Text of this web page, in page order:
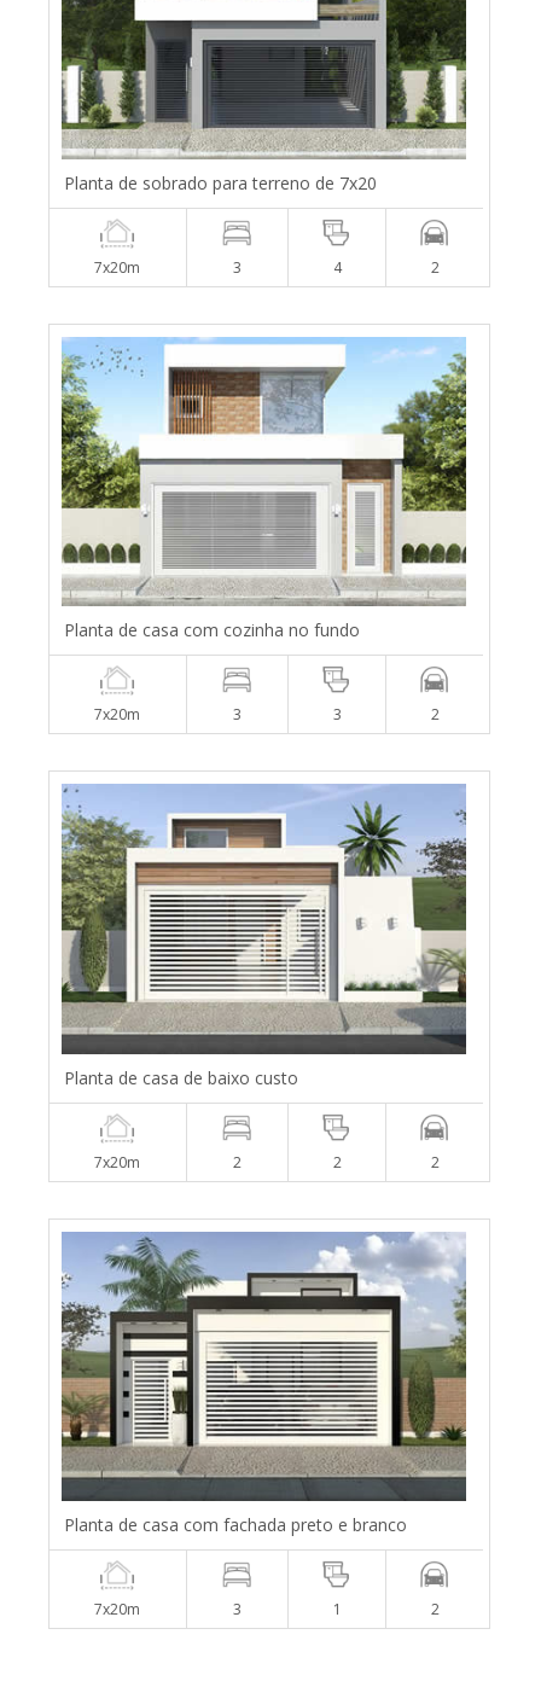
Planta de sobrado para terreno de 7x20
7x20m 3 4 2
Planta de casa com cozinha no fundo
7x20m 3 3 2
Planta de casa de baixo custo
7x20m 2 2 2
Planta de casa com fachada preto e branco
7x20m 3 1 2